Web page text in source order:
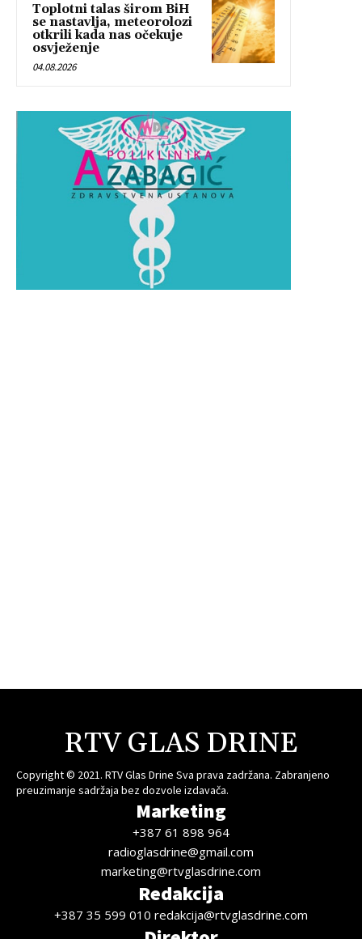
Toplotni talas širom BiH
se nastavlja, meteorolozi
otkrili kada nas očekuje
osvježenje
04.08.2026
RTV GLAS DRINE
Copyright © 2021. RTV Glas Drine Sva prava zadržana. Zabranjeno
preuzimanje sadržaja bez dozvole izdavača.
Marketing
+387 61 898 964
radioglasdrine@gmail.com
marketing@rtvglasdrine.com
Redakcija
+387 35 599 010 redakcija@rtvglasdrine.com